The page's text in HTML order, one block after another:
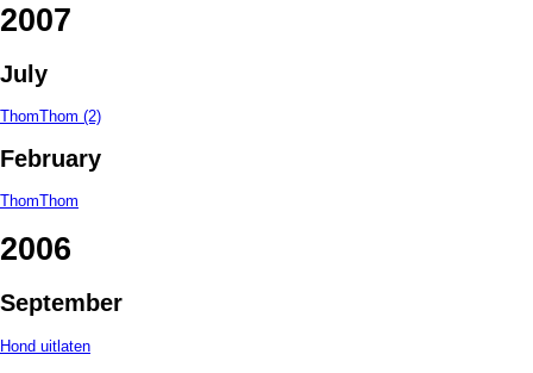
2007
July
ThomThom (2)
February
ThomThom
2006
September
Hond uitlaten